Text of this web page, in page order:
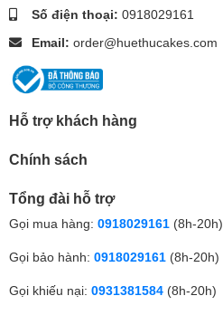
Số điện thoại: 0918029161
Email: order@huethucakes.com
Hỗ trợ khách hàng
Chính sách
Tổng đài hỗ trợ
Gọi mua hàng: 0918029161 (8h-20h)
Gọi bảo hành: 0918029161 (8h-20h)
Gọi khiếu nại: 0931381584 (8h-20h)